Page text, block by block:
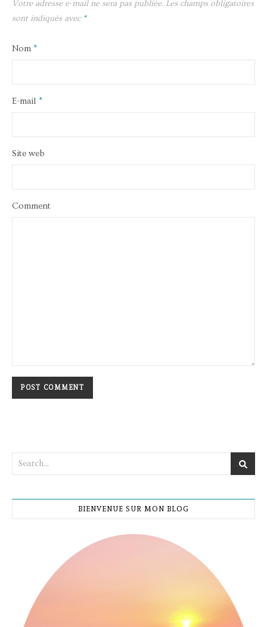
Votre adresse e-mail ne sera pas publiée. Les champs obligatoires
sont indiqués avec *
Nom *
E-mail *
Site web
Comment
BIENVENUE SUR MON BLOG